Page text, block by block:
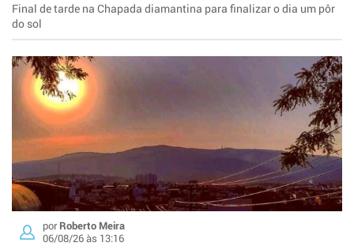
Final de tarde na Chapada diamantina para finalizar o dia um pôr
do sol
porRoberto Meira
06/08/26 às 13:16